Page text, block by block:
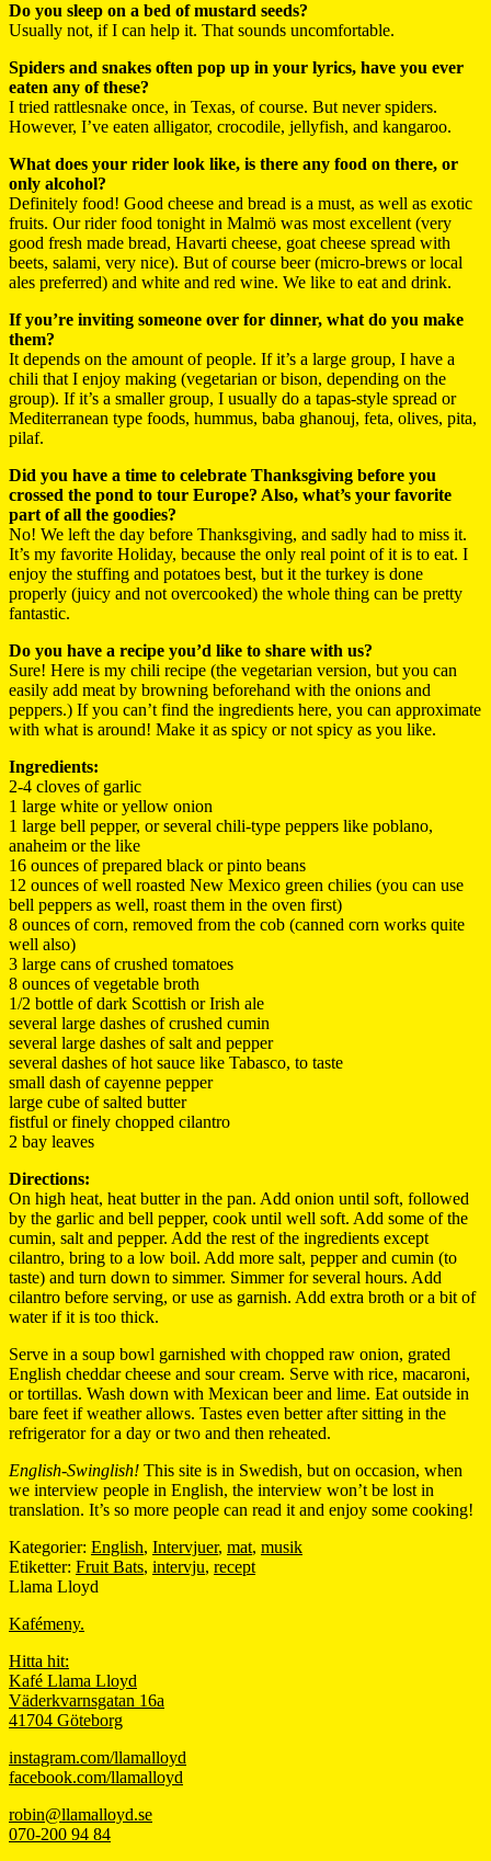
Do you sleep on a bed of mustard seeds?
Usually not, if I can help it. That sounds uncomfortable.
Spiders and snakes often pop up in your lyrics, have you ever
eaten any of these?
I tried rattlesnake once, in Texas, of course. But never spiders.
However, I’ve eaten alligator, crocodile, jellyfish, and kangaroo.
What does your rider look like, is there any food on there, or
only alcohol?
Definitely food! Good cheese and bread is a must, as well as exotic
fruits. Our rider food tonight in Malmö was most excellent (very
good fresh made bread, Havarti cheese, goat cheese spread with
beets, salami, very nice). But of course beer (micro-brews or local
ales preferred) and white and red wine. We like to eat and drink.
If you’re inviting someone over for dinner, what do you make
them?
It depends on the amount of people. If it’s a large group, I have a
chili that I enjoy making (vegetarian or bison, depending on the
group). If it’s a smaller group, I usually do a tapas-style spread or
Mediterranean type foods, hummus, baba ghanouj, feta, olives, pita,
pilaf.
Did you have a time to celebrate Thanksgiving before you
crossed the pond to tour Europe? Also, what’s your favorite
part of all the goodies?
No! We left the day before Thanksgiving, and sadly had to miss it.
It’s my favorite Holiday, because the only real point of it is to eat. I
enjoy the stuffing and potatoes best, but it the turkey is done
properly (juicy and not overcooked) the whole thing can be pretty
fantastic.
Do you have a recipe you’d like to share with us?
Sure! Here is my chili recipe (the vegetarian version, but you can
easily add meat by browning beforehand with the onions and
peppers.) If you can’t find the ingredients here, you can approximate
with what is around! Make it as spicy or not spicy as you like.
Ingredients:
2-4 cloves of garlic
1 large white or yellow onion
1 large bell pepper, or several chili-type peppers like poblano,
anaheim or the like
16 ounces of prepared black or pinto beans
12 ounces of well roasted New Mexico green chilies (you can use
bell peppers as well, roast them in the oven first)
8 ounces of corn, removed from the cob (canned corn works quite
well also)
3 large cans of crushed tomatoes
8 ounces of vegetable broth
1/2 bottle of dark Scottish or Irish ale
several large dashes of crushed cumin
several large dashes of salt and pepper
several dashes of hot sauce like Tabasco, to taste
small dash of cayenne pepper
large cube of salted butter
fistful or finely chopped cilantro
2 bay leaves
Directions:
On high heat, heat butter in the pan. Add onion until soft, followed
by the garlic and bell pepper, cook until well soft. Add some of the
cumin, salt and pepper. Add the rest of the ingredients except
cilantro, bring to a low boil. Add more salt, pepper and cumin (to
taste) and turn down to simmer. Simmer for several hours. Add
cilantro before serving, or use as garnish. Add extra broth or a bit of
water if it is too thick.
Serve in a soup bowl garnished with chopped raw onion, grated
English cheddar cheese and sour cream. Serve with rice, macaroni,
or tortillas. Wash down with Mexican beer and lime. Eat outside in
bare feet if weather allows. Tastes even better after sitting in the
refrigerator for a day or two and then reheated.
English-Swinglish! This site is in Swedish, but on occasion, when
we interview people in English, the interview won’t be lost in
translation. It’s so more people can read it and enjoy some cooking!
Kategorier: English, Intervjuer, mat, musik
Etiketter: Fruit Bats, intervju, recept
Llama Lloyd
Kafémeny.
Hitta hit:
Kafé Llama Lloyd
Väderkvarnsgatan 16a
41704 Göteborg
instagram.com/llamalloyd
facebook.com/llamalloyd
robin@llamalloyd.se
070-200 94 84